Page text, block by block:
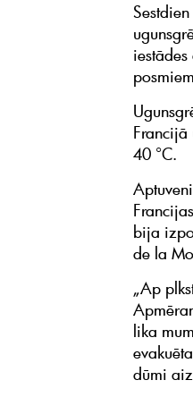
Francijā
40 °C.
bija
de la
„Ap
lika
dūmi